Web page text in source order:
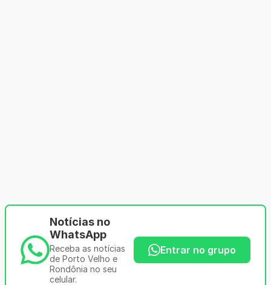
Notícias no
WhatsApp
Receba as notícias
de Porto Velho e
Rondônia no seu
celular.
Entrar no grupo